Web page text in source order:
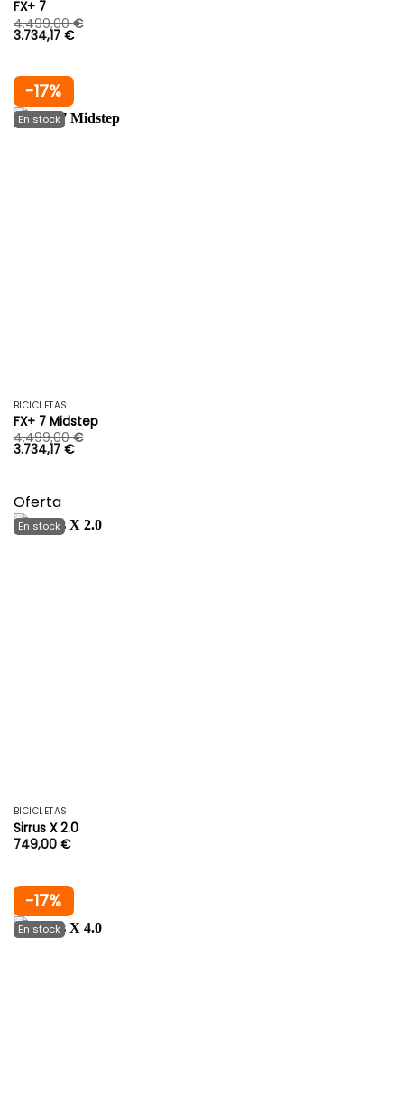
FX+ 7
4.499,00€
3.734,17 €
-17%
BICICLETAS
FX+ 7 Midstep
4.499,00€
3.734,17 €
Oferta
BICICLETAS
Sirrus X 2.0
749,00 €
-17%